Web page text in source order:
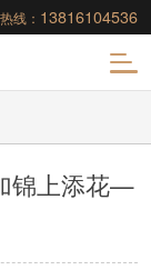
线： 13816104536
锦上添花—